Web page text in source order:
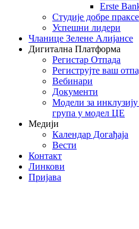
Erste
Студије добре праксе
Успешни лидери
Чланице Зелене Алијансе
Дигитална Платформа
Регистар Отпада
Региструјте ваш
Вебинари
Документи
Модели за
група у модел ЦЕ
Медији
Календар Догађаја
Вести
Контакт
Линкови
Пријава